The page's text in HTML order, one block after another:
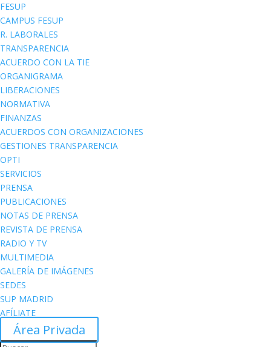
FESUP
CAMPUS FESUP
R. LABORALES
TRANSPARENCIA
ACUERDO CON LA TIE
ORGANIGRAMA
LIBERACIONES
NORMATIVA
FINANZAS
ACUERDOS CON ORGANIZACIONES
GESTIONES TRANSPARENCIA
OPTI
SERVICIOS
PRENSA
PUBLICACIONES
NOTAS DE PRENSA
REVISTA DE PRENSA
RADIO Y TV
MULTIMEDIA
GALERÍA DE IMÁGENES
SEDES
SUP MADRID
AFÍLIATE
Área Privada